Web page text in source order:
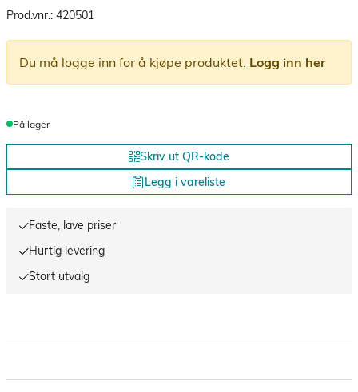
Prod.vnr.: 420501
Du må logge inn for å kjøpe produktet. Logg inn her
På lager
Skriv ut QR-kode
Legg i vareliste
Faste, lave priser
Hurtig levering
Stort utvalg